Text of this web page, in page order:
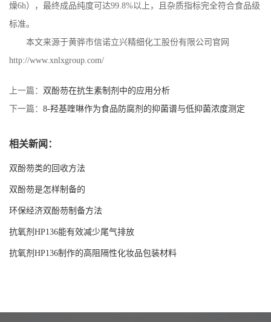
燥6h），最终成品纯度可达99.8%以上，且杂质指标完全符合食品级
标准。
本文来源于黄骅市信诺立兴精细化工股份有限公司官网
http://www.xnlxgroup.com/
上一篇： 双酚芴在抗生素制剂中的应用分析
下一篇： 8-羟基喹啉作为食品防腐剂的抑菌谱与低抑菌浓度测定
相关新闻：
双酚芴类的回收方法
双酚芴是怎样制备的
环保经济双酚芴制备方法
抗氧剂HP136能有效减少尾气排放
抗氧剂HP136制作的高阻隔性化妆品包装材料